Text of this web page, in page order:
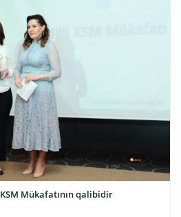
Mükafatının qalibidir